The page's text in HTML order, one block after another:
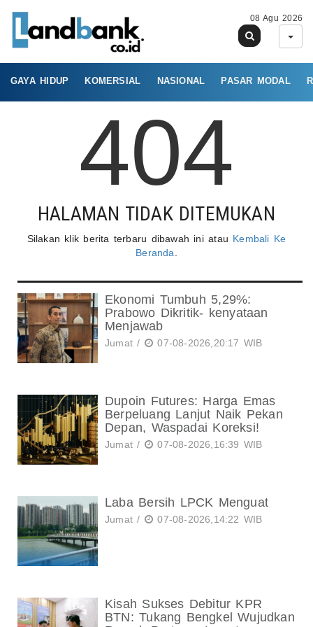
08 Agu 2026
GAYA HIDUP KOMERSIAL NASIONAL PASAR MODAL
404
HALAMAN TIDAK DITEMUKAN
Silakan klik berita terbaru dibawah ini atau Kembali Ke
Beranda
Ekonomi Tumbuh 5,29%:
Prabowo Dikritik- kenyataan
Menjawab
Jumat / 07-08-2026,20:17 WIB
Dupoin Futures: Harga Emas
Berpeluang Lanjut Naik Pekan
Depan, Waspadai Koreksi!
Jumat / 07-08-2026,16:39 WIB
Laba Bersih LPCK Menguat
Jumat / 07-08-2026,14:22 WIB
Kisah Sukses Debitur KPR
BTN: Tukang Bengkel Wujudkan